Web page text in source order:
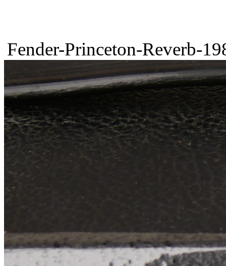
Fender-Princeton-Reverb-